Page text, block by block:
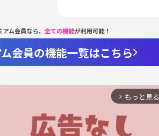
アム会員なら、 全ての機能が利用可能！
会員の機能一覧はこちら
arrow_forward_ios もっと見る